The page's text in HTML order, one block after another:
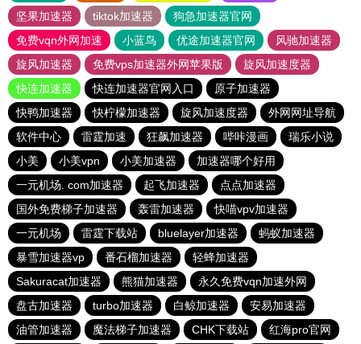
坚果加速器
tiktok加速器
狗急加速器官网
免费vqn外网加速
小蓝鸟 优途加速器官网
风驰加速器
旋风加速器
免费vps加速器外网苹果版
旋风加速度器
快连加速器
快连加速器官网入口
原子加速器
快鸭加速器
快柠檬加速器 旋风加速度器
外网网址导航
软件中心
雷霆加速 狂飙加速器 哔咔漫画
瑞乐小说
小美
小美vpn 小美加速器
加速器哪个好用
一元机场. com加速器
起飞加速器
点点加速器
国外免费梯子加速器
轰雷加速器
快喵vpv加速器
一元机场
雷霆下载站 bluelayer加速器
蚂蚁加速器
暴雪加速器vp
番石榴加速器
轻蜂加速器
Sakuracat加速器
熊猫加速器
永久免费vqn加速外网
盘古加速器
turbo加速器 白鲸加速器
安易加速器
油管加速器
魔法梯子加速器 CHK下载站 红海pro官网